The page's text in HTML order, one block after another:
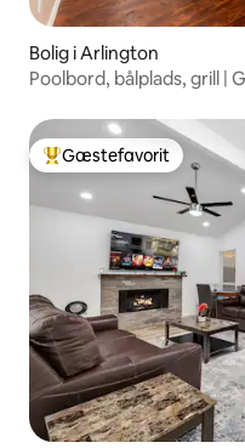
Bolig i Arlington
Poolbord, bålplads, grill |
Bedste gæstefavorit
Gæstefavorit